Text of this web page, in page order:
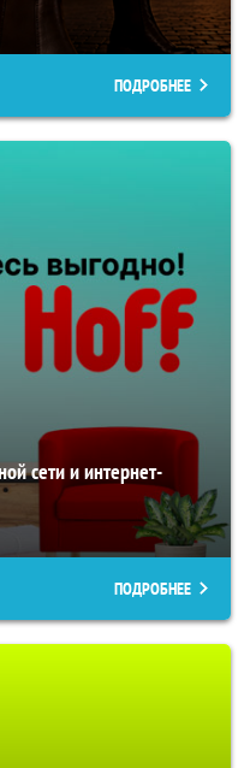
ПОДРОБНЕЕ
сети и интернет-
ПОДРОБНЕЕ